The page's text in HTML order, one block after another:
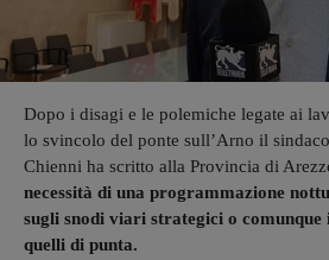
Dopo i disagi e le polemiche legate ai
lo svincolo del ponte sull’Arno il
Chienni ha scritto alla Provincia di
necessità di una programmazione
sugli snodi viari strategici o
quelli di punta.